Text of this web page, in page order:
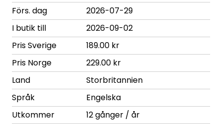
Förs. dag
2026-07-29
I butik till
2026-09-02
Pris Sverige
189.00 kr
Pris Norge
229.00 kr
Land
Storbritannien
Språk
Engelska
Utkommer
12 gånger / år